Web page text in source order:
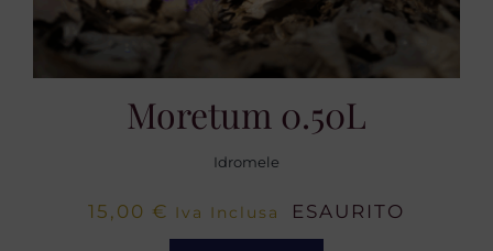
Moretum 0.50L
Idromele
15,00 € Iva Inclusa ESAURITO